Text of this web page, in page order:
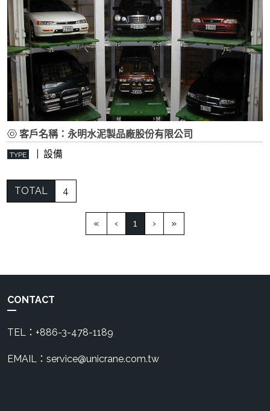
客戶名稱：永明水泥製品廠股份有限公司
TYPE | 設備
TOTAL 4
« ‹ 1 (current)
› »
CONTACT
TEL：+886-3-478-1189
EMAIL：service@unicrane.com.tw